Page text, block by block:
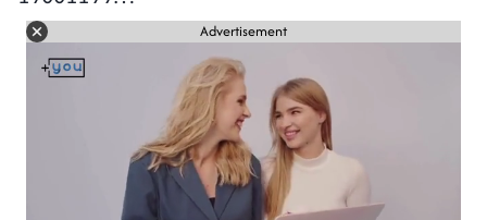
Advertisement